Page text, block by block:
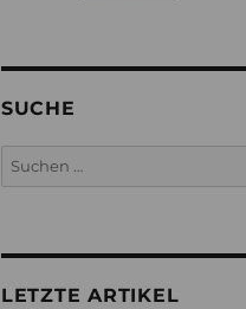
SUCHE
Suchen
nach:
LETZTE ARTIKEL